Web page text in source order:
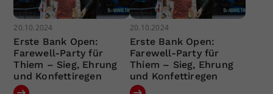
20.10.2024
Erste Bank Open:
Farewell-Party für
Thiem – Sieg, Ehrung
und Konfettiregen
20.10.2024
Erste Bank Open:
Farewell-Party für
Thiem – Sieg, Ehrung
und Konfettiregen